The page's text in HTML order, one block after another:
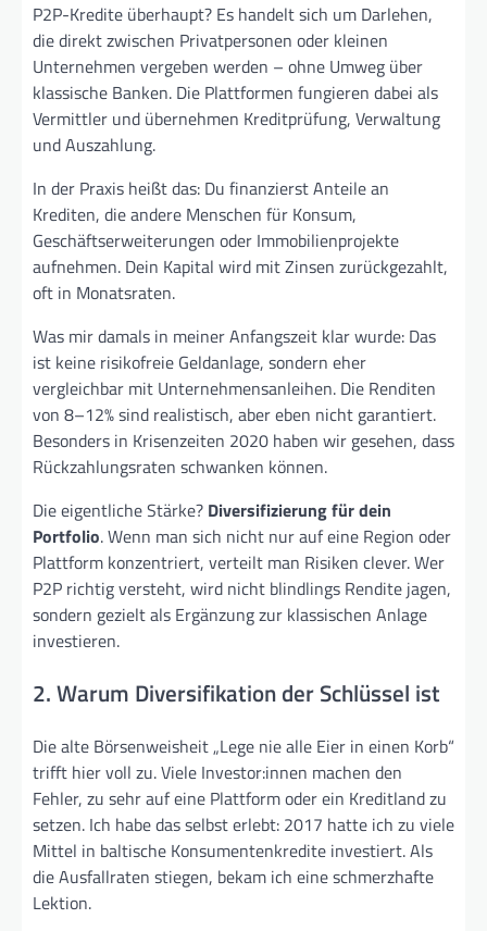
P2P-Kredite überhaupt? Es handelt sich um Darlehen,
die direkt zwischen Privatpersonen oder kleinen
Unternehmen vergeben werden – ohne Umweg über
klassische Banken. Die Plattformen fungieren dabei als
Vermittler und übernehmen Kreditprüfung, Verwaltung
und Auszahlung.
In der Praxis heißt das: Du finanzierst Anteile an
Krediten, die andere Menschen für Konsum,
Geschäftserweiterungen oder Immobilienprojekte
aufnehmen. Dein Kapital wird mit Zinsen zurückgezahlt,
oft in Monatsraten.
Was mir damals in meiner Anfangszeit klar wurde: Das
ist keine risikofreie Geldanlage, sondern eher
vergleichbar mit Unternehmensanleihen. Die Renditen
von 8–12% sind realistisch, aber eben nicht garantiert.
Besonders in Krisenzeiten 2020 haben wir gesehen, dass
Rückzahlungsraten schwanken können.
Die eigentliche Stärke? Diversifizierung für dein
Portfolio. Wenn man sich nicht nur auf eine Region oder
Plattform konzentriert, verteilt man Risiken clever. Wer
P2P richtig versteht, wird nicht blindlings Rendite jagen,
sondern gezielt als Ergänzung zur klassischen Anlage
investieren.
2. Warum Diversifikation der Schlüssel ist
Die alte Börsenweisheit „Lege nie alle Eier in einen Korb“
trifft hier voll zu. Viele Investor:innen machen den
Fehler, zu sehr auf eine Plattform oder ein Kreditland zu
setzen. Ich habe das selbst erlebt: 2017 hatte ich zu viele
Mittel in baltische Konsumentenkredite investiert. Als
die Ausfallraten stiegen, bekam ich eine schmerzhafte
Lektion.